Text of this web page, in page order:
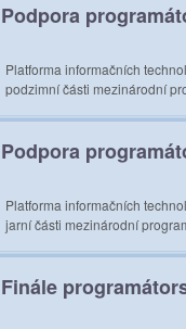
Podpora
Platforma informačních
podzimní části mezinárodní
Podpora
Platforma informačních
jarní části mezinárodní
Finále